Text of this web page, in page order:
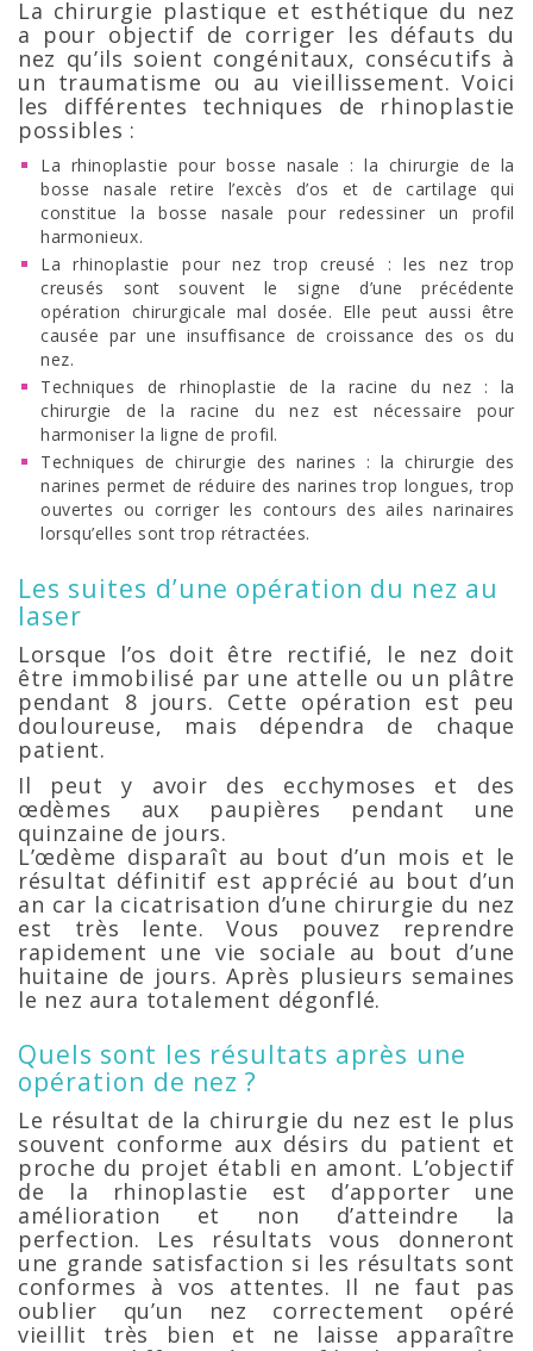
La chirurgie plastique et esthétique du nez
a pour objectif de corriger les défauts du
nez qu’ils soient congénitaux, consécutifs à
un traumatisme ou au vieillissement. Voici
les différentes techniques de rhinoplastie
possibles :
La rhinoplastie pour bosse nasale : la chirurgie de la
bosse nasale retire l’excès d’os et de cartilage qui
constitue la bosse nasale pour redessiner un profil
harmonieux.
La rhinoplastie pour nez trop creusé : les nez trop
creusés sont souvent le signe d’une précédente
opération chirurgicale mal dosée. Elle peut aussi être
causée par une insuffisance de croissance des os du
nez.
Techniques de rhinoplastie de la racine du nez : la
chirurgie de la racine du nez est nécessaire pour
harmoniser la ligne de profil.
Techniques de chirurgie des narines : la chirurgie des
narines permet de réduire des narines trop longues, trop
ouvertes ou corriger les contours des ailes narinaires
lorsqu’elles sont trop rétractées.
Les suites d’une opération du nez au
laser
Lorsque l’os doit être rectifié, le nez doit
être immobilisé par une attelle ou un plâtre
pendant 8 jours. Cette opération est peu
douloureuse, mais dépendra de chaque
patient.
Il peut y avoir des ecchymoses et des
œdèmes aux paupières pendant une
quinzaine de jours.
L’œdème disparaît au bout d’un mois et le
résultat définitif est apprécié au bout d’un
an car la cicatrisation d’une chirurgie du nez
est très lente. Vous pouvez reprendre
rapidement une vie sociale au bout d’une
huitaine de jours. Après plusieurs semaines
le nez aura totalement dégonflé.
Quels sont les résultats après une
opération de nez ?
Le résultat de la chirurgie du nez est le plus
souvent conforme aux désirs du patient et
proche du projet établi en amont. L’objectif
de la rhinoplastie est d’apporter une
amélioration et non d’atteindre la
perfection. Les résultats vous donneront
une grande satisfaction si les résultats sont
conformes à vos attentes. Il ne faut pas
oublier qu’un nez correctement opéré
vieillit très bien et ne laisse apparaître